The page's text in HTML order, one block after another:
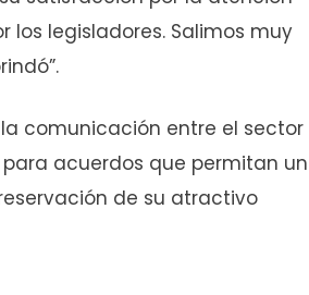
los legisladores. Salimos muy
comunicación entre el sector
acuerdos que permitan un
de su atractivo